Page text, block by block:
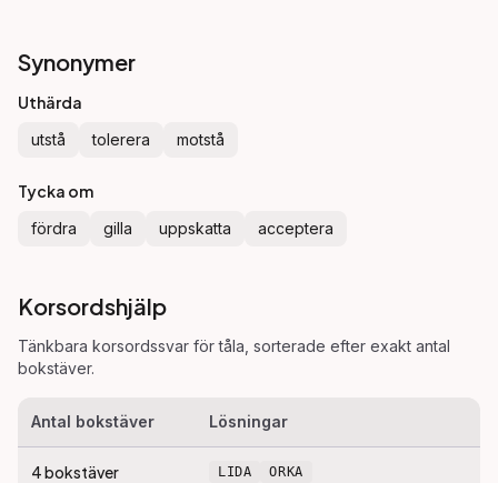
Synonymer
Uthärda
utstå tolerera motstå
Tycka om
fördra gilla uppskatta acceptera
Korsordshjälp
Tänkbara korsordssvar förtåla , sorterade efter exakt antal
bokstäver.
Antal bokstäver Lösningar
4bokstäver LIDA ORKA